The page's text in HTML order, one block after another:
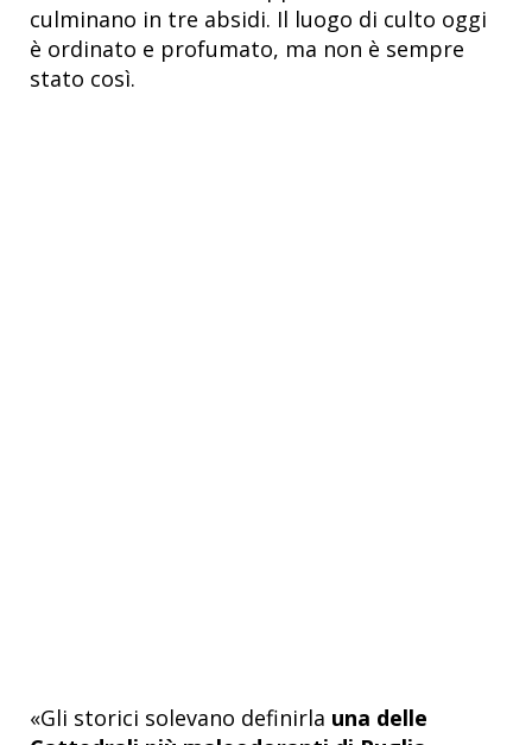
culminano in tre absidi. Il luogo di culto oggi
è ordinato e profumato, ma non è sempre
stato così.
«Gli storici solevano definirla una delle